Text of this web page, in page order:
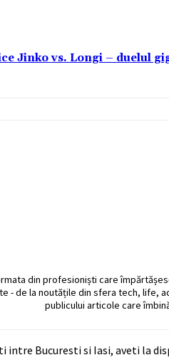
Jinko vs. Longi – duelul
din profesioniști care
- de la noutățile din sfera tech, life,
publicului articole care
intre Bucuresti si Iasi, aveti la